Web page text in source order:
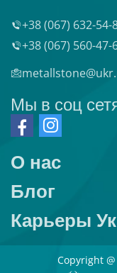
+38 (067) 632-54-
+38 (067) 560-47-
Мы в соц
О нас
Блог
Карьеры
Copyright